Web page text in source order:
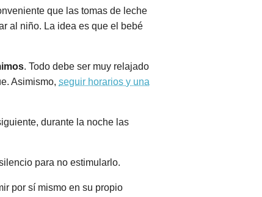
que las tomas de leche
al niño. La idea es que el bebé
. Todo debe ser muy relajado
Asimismo, seguir horarios y una
durante la noche las
para no estimularlo.
por sí mismo en su propio